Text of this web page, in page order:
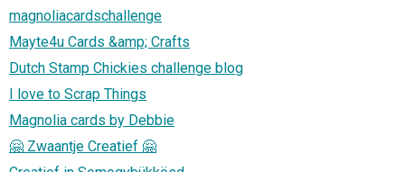
magnoliacardschallenge
Mayte4u Cards &amp; Crafts
Dutch Stamp Chickies challenge blog
I love to Scrap Things
Magnolia cards by Debbie
🤗 Zwaantje Creatief 🤗